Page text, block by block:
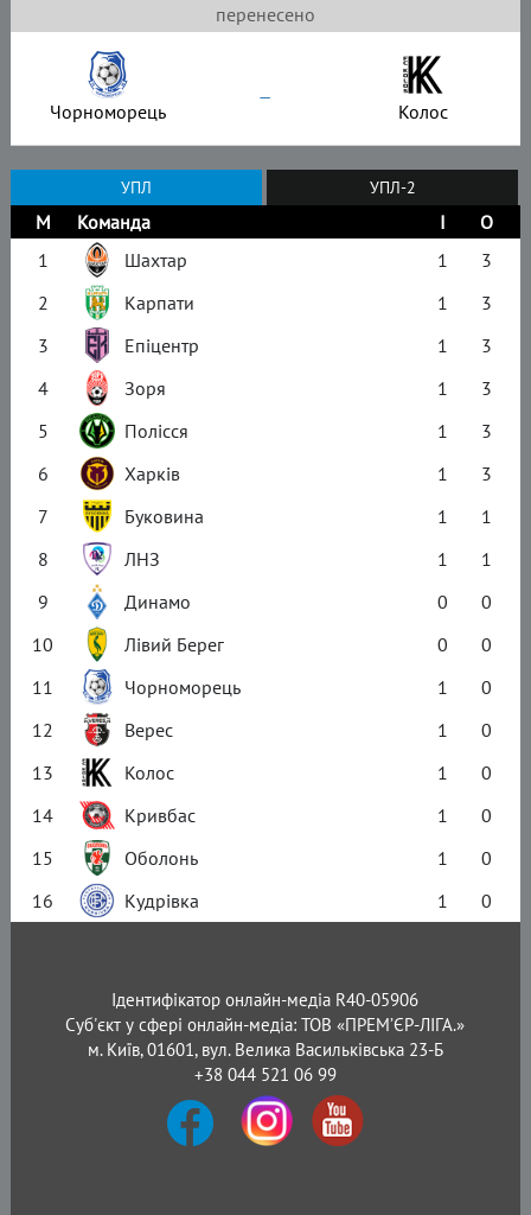
перенесено
Чорноморець – Колос
УПЛ УПЛ-2
М Команда І
О
1
Шахтар 1
3
2
Карпати 1
3
3
Епіцентр 1
3
4
Зоря 1
3
5
Полісся 1
3
6
Харків 1
3
7
Буковина 1
1
8
ЛНЗ 1
1
9
Динамо 0
0
10
Лівий Берег 0
0
11
Чорноморець 1
0
12
Верес 1
0
13
Колос 1
0
14
Кривбас 1
0
15
Оболонь 1
0
16
Кудрівка 1 0
Ідентифікатор онлайн-медіа R40-05906
Суб'єкт у сфері онлайн-медіа: ТОВ «ПРЕМ’ЄР-ЛІГА.»
м. Київ, 01601, вул. Велика Васильківська 23-Б
+38 044 521 06 99